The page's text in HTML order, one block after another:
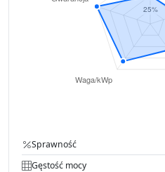
Sprawność
Gęstość mocy